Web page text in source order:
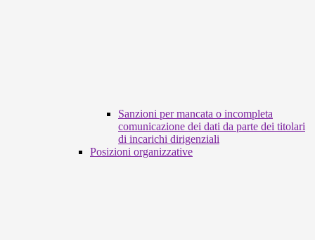
Sanzioni per mancata o incompleta
comunicazione dei dati da parte dei titolari
di incarichi dirigenziali
Posizioni organizzative